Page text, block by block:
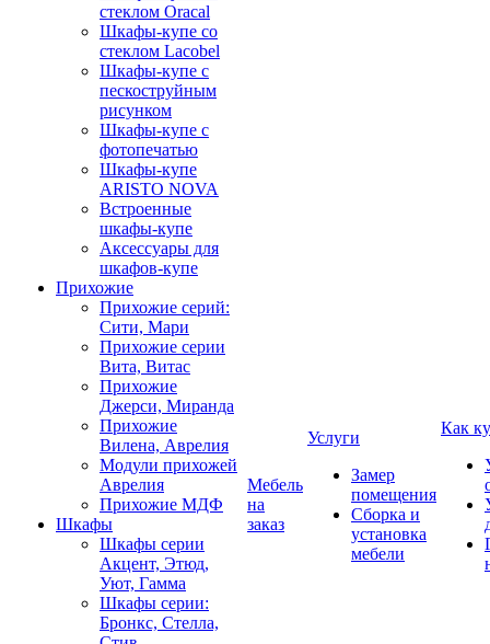
стеклом Oracal
Шкафы-купе со
стеклом Lacobel
Шкафы-купе с
пескоструйным
рисунком
Шкафы-купе с
фотопечатью
Шкафы-купе
ARISTO NOVA
Встроенные
шкафы-купе
Аксессуары для
шкафов-купе
Прихожие
Прихожие серий:
Сити, Мари
Прихожие серии
Вита, Витас
Прихожие
Джерси, Миранда
Прихожие
Вилена, Аврелия
Модули прихожей
Аврелия
Прихожие МДФ
Шкафы
Шкафы серии
Акцент, Этюд,
Уют, Гамма
Шкафы серии:
Бронкс, Стелла,
Мебель
на
заказ
Услуги
Замер
помещения
Сборка и
установка
мебели
Как